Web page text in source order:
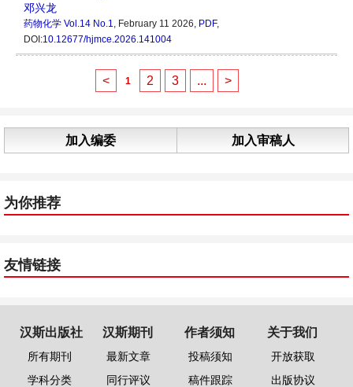
邓兴龙
药物化学 Vol.14 No.1, February 11 2026, PDF,
DOI:10.12677/hjmce.2026.141004
< 1 2 3 ... >
加入编委 加入审稿人
为你推荐
友情链接
汉斯出版社
所有期刊
学科分类
汉斯期刊
最新文章
同行评议
作者须知
投稿须知
稿件跟踪
关于我们
开放获取
出版协议